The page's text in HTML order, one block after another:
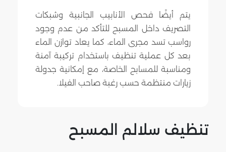
يتم أيضًا فحص الأنابيب الجانبية وشبكات
التصريف داخل المسبح للتأكد من عدم وجود
رواسب تسد مجرى الماء، كما يعاد توازن الماء
بعد كل عملية تنظيف باستخدام تركيبة آمنة
ومناسبة للمسابح الخاصة، مع إمكانية جدولة
زيارات منتظمة حسب رغبة صاحب الفيلا.
تنظيف سلالم المسبح